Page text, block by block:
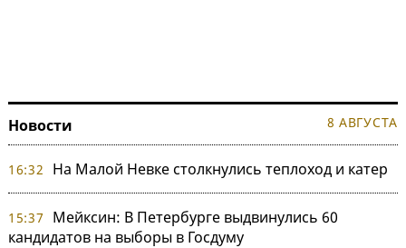
Новости 8 АВГУСТА
16:32 На Малой Невке столкнулись теплоход и катер
15:37
Мейксин: В Петербурге выдвинулись 60
кандидатов на выборы в Госдуму